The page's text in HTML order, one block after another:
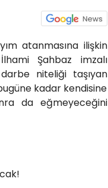
atanmasına ilişkin
Şahbaz imzalı
niteliği taşıyan
kadar kendisine
da eğmeyeceğini